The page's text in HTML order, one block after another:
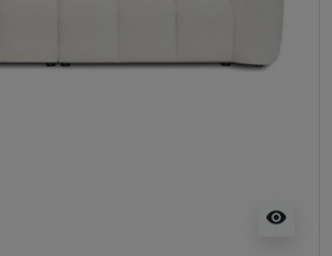
visibility